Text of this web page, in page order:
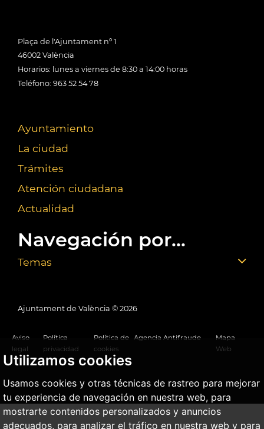
Utilizamos cookies
Usamos cookies y otras técnicas de rastreo para mejorar
tu experiencia de navegación en nuestra web, para
mostrarte contenidos personalizados y anuncios
adecuados, para analizar el tráfico en nuestra web y para
Plaça de l'Ajuntament nº 1
46002 València
Horarios: lunes a viernes de 8:30 a 14:00 horas
Teléfono: 963 52 54 78
Ayuntamiento
La ciudad
Trámites
Atención ciudadana
Actualidad
Navegación por...
Temas
Ajuntament de València © 2026
Aviso
legal
Política
privacidad
Política de
cookies
Agencia Antifraude
Mapa
Web